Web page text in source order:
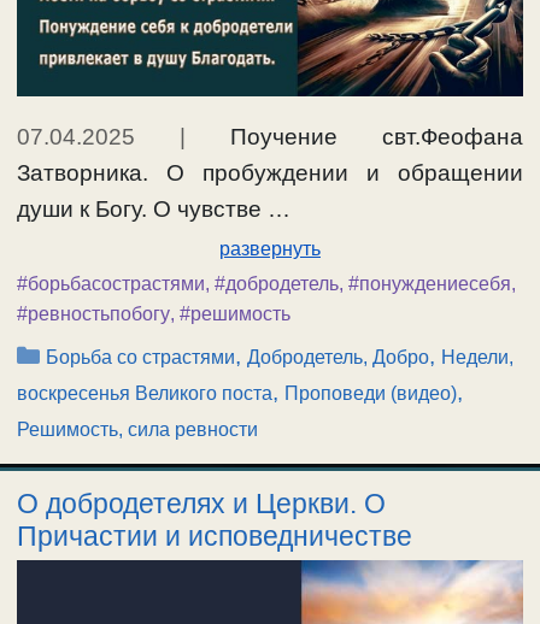
07.04.2025 | Поучение свт.Феофана
Затворника. О пробуждении и обращении
души к Богу. О чувстве …
развернуть
#борьбасострастями, #добродетель, #понуждениесебя,
#ревностьпобогу, #решимость
Рубрики
Борьба со страстями,Добродетель, Добро, Недели,
воскресенья Великого поста, Проповеди (видео),
Решимость, сила ревности
О добродетелях и Церкви. О
Причастии и исповедничестве